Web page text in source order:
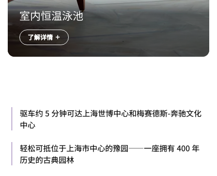
室内恒温泳池
了解详情
驱车约 5 分钟可达上海世博中心和梅赛德斯-奔驰文化
中心
轻松可抵位于上海市中心的豫园——一座拥有 400 年
历史的古典园林